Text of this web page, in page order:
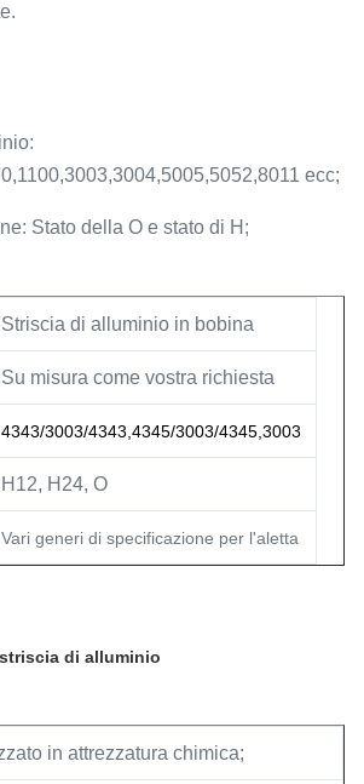
ecc;
Stato della O e stato di H;
Striscia di alluminio in bobina
Su misura come vostra richiesta
4343/3003/4343,4345/3003/4345,3003
H12, H24, O
Vari generi di specificazione per l'aletta
di alluminio
in attrezzatura chimica;